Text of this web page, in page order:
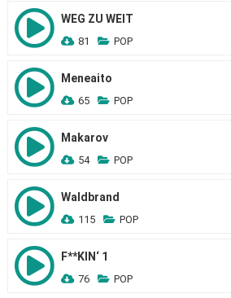
WEG ZU WEIT
81 POP
Meneaito
65 POP
Makarov
54 POP
Waldbrand
115 POP
F**KIN‘ 1
76 POP